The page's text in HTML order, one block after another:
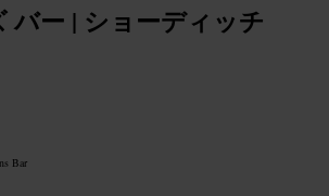
バー | ショーディッチ
Bar